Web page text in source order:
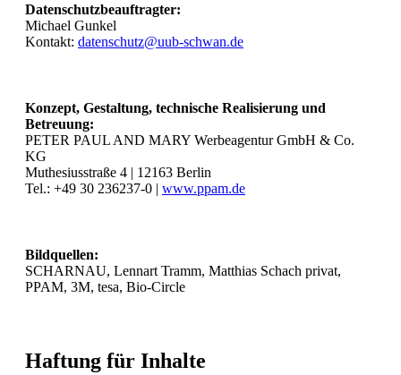
Datenschutzbeauftragter:
Michael Gunkel
Kontakt: datenschutz@uub-schwan.de
Konzept, Gestaltung, technische Realisierung und
Betreuung:
PETER PAUL AND MARY Werbeagentur GmbH & Co.
KG
Muthesiusstraße 4 | 12163 Berlin
Tel.: +49 30 236237-0 | www.ppam.de
Bildquellen:
SCHARNAU, Lennart Tramm, Matthias Schach privat,
PPAM, 3M, tesa, Bio-Circle
Haftung für Inhalte